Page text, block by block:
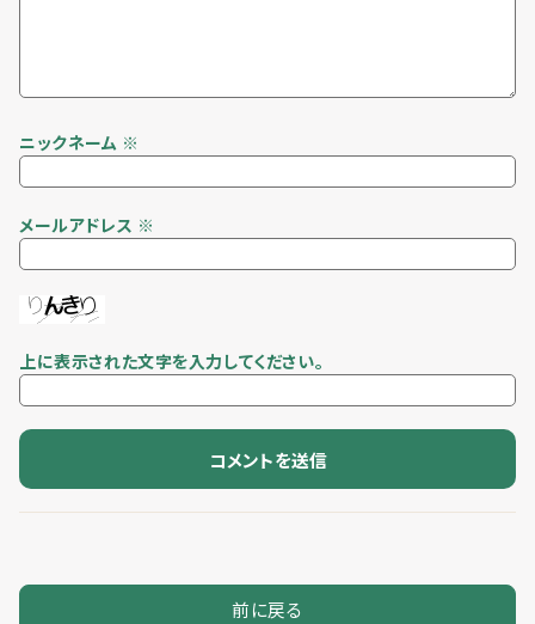
ニックネーム ※
メールアドレス ※
上に表示された文字を入力してください。
前に戻る